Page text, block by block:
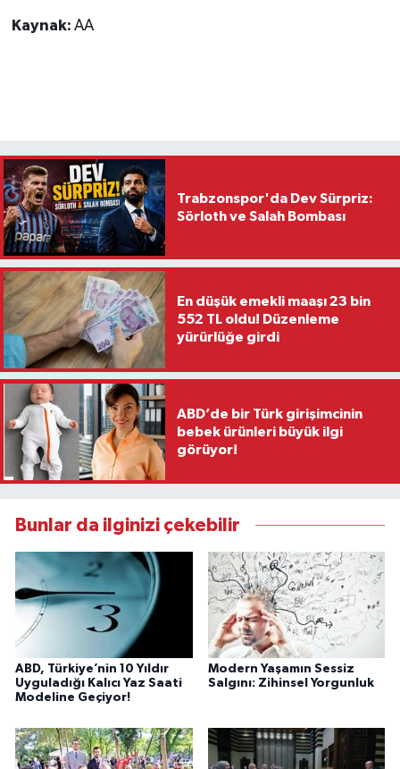
Kaynak: AA
Trabzonspor'da Dev Sürpriz:
Sörloth ve Salah Bombası
En düşük emekli maaşı 23 bin
552 TL oldu! Düzenleme
yürürlüğe girdi
ABD’de bir Türk girişimcinin
bebek ürünleri büyük ilgi
görüyor!
Bunlar da ilginizi çekebilir
ABD, Türkiye’nin 10 Yıldır
Uyguladığı Kalıcı Yaz Saati
Modeline Geçiyor!
Modern Yaşamın Sessiz
Salgını: Zihinsel Yorgunluk